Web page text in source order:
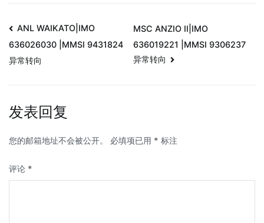
ANL WAIKATO|IMO
636026030 |MMSI 9431824
异常转向
MSC ANZIO II|IMO
636019221 |MMSI 9306237
异常转向
发表回复
您的邮箱地址不会被公开。 必填项已用 * 标注
评论 *